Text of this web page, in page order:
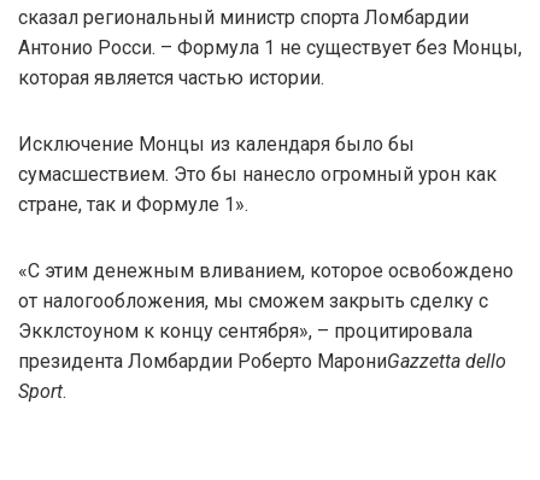
сказал региональный министр спорта Ломбардии
Антонио Росси. – Формула 1 не существует без Монцы,
которая является частью истории.
Исключение Монцы из календаря было бы
сумасшествием. Это бы нанесло огромный урон как
стране, так и Формуле 1».
«С этим денежным вливанием, которое освобождено
от налогообложения, мы сможем закрыть сделку с
Экклстоуном к концу сентября», – процитировала
президента Ломбардии Роберто МарониGazzetta dello
Sport.